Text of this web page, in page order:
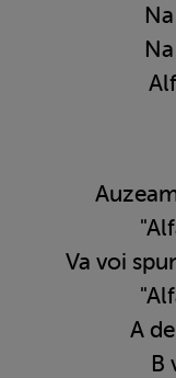
Va voi
A
B